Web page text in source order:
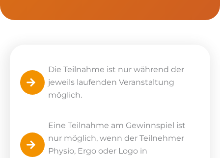
Die Teilnahme ist nur während der
jeweils laufenden Veranstaltung
möglich.
Eine Teilnahme am Gewinnspiel ist
nur möglich, wenn der Teilnehmer
Physio, Ergo oder Logo in